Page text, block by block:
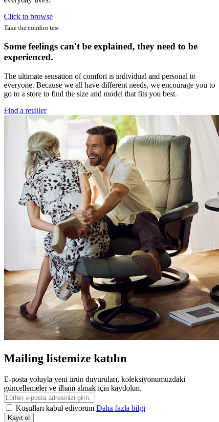
Click to browse
Take the comfort test
Some feelings can't be explained, they need to be
experienced.
The ultimate sensation of comfort is individual and personal to
everyone. Because we all have different needs, we encourage you to
go to a store to find the size and model that fits you best.
Find a retailer
Mailing listemize katılın
E-posta yoluyla yeni ürün duyuruları, koleksiyonumuzdaki
güncellemeler ve ilham almak için kaydolun.
Koşulları kabul ediyorum Daha fazla bilgi
Kayıt ol